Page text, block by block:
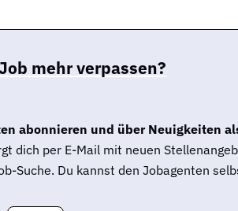
mehr verpassen?
abonnieren und über Neuigkeiten
dich per E-Mail mit neuen
Suche. Du kannst den Jobagenten